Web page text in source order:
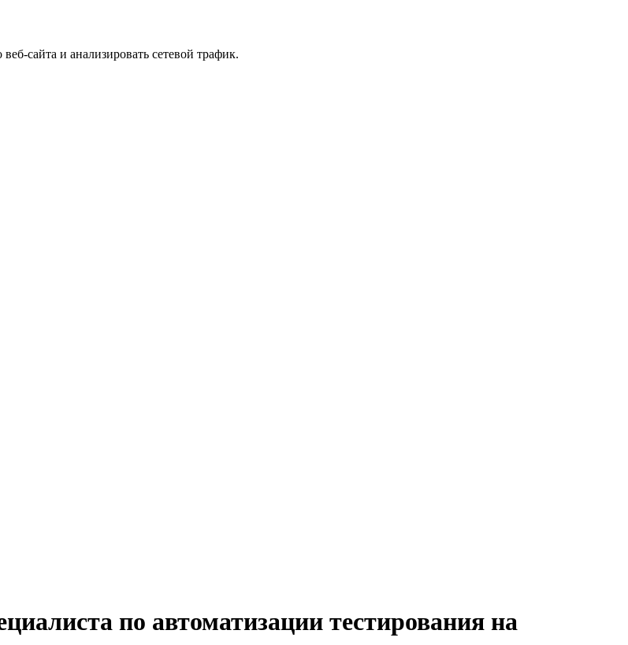
сайта и анализировать сетевой трафик.
по автоматизации тестирования на